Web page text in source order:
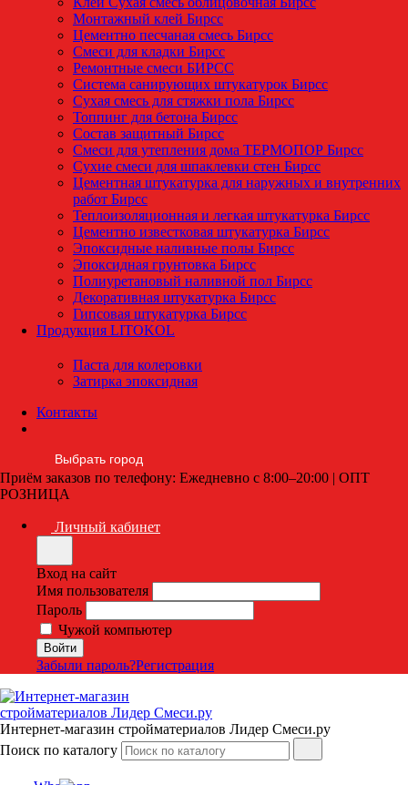
Монтажный клей Бирсс
Цементно песчаная смесь Бирсс
Смеси для кладки Бирсс
Ремонтные смеси БИРСС
Система санирующих штукатурок Бирсс
Сухая смесь для стяжки пола Бирсс
Топпинг для бетона Бирсс
Состав защитный Бирсс
Смеси для утепления дома ТЕРМОПОР Бирсс
Сухие смеси для шпаклевки стен Бирсс
Цементная штукатурка для наружных и внутренних
работ Бирсс
Теплоизоляционная и легкая штукатурка Бирсс
Цементно известковая штукатурка Бирсс
Эпоксидные наливные полы Бирсс
Эпоксидная грунтовка Бирсс
Полиуретановый наливной пол Бирсс
Декоративная штукатурка Бирсс
Гипсовая штукатурка Бирсс
Продукция LITOKOL
Паста для колеровки
Затирка эпоксидная
Контакты
Выбрать город
Приём заказов по телефону: Ежедневно с 8:00–20:00 | ОПТ
РОЗНИЦА
Личный кабинет
Вход на сайт
Имя пользователя
Пароль
Чужой компьютер
Забыли пароль?Регистрация
Интернет-магазин стройматериалов Лидер Смеси.ру
Поиск по каталогу